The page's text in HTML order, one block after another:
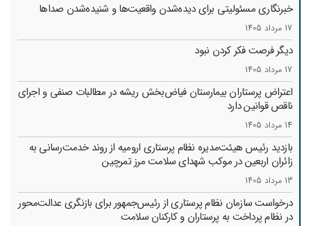
خبرنگاری مسئولیتی برای دیده‌شدن واقعیت‌ها و شنیده‌شدن صداها
17 مرداد 1405
دیگر فرصت فکر کردن نبود
17 مرداد 1405
اعتراض پرستاران بیمارستان فیاض‌بخش ریشه در مطالبات صنفی و اجرای
ناقص قوانین دارد
14 مرداد 1405
بازدید رئیس هیئت‌مدیره نظام پرستاری ارومیه از روند خدمت‌رسانی به
زائران اربعین در موکب شهدای سلامت مرز تمرچین
13 مرداد 1405
درخواست سازمان نظام پرستاری از رئیس‌جمهور برای بازنگری عدالت‌محور
در نظام پرداخت به پرستاران و کارکنان سلامت